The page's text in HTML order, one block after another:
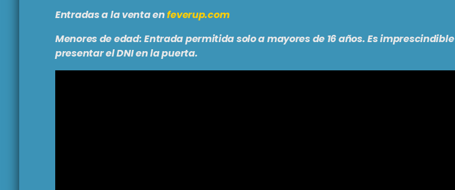
Entradas a la venta enfeverup.com
Menores de edad: Entrada permitida solo a mayores de 16 años. Es imprescindible
presentar el DNI en la puerta.